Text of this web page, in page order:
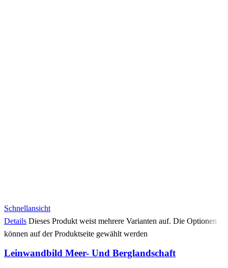
Schnellansicht
Details Dieses Produkt weist mehrere Varianten auf. Die Optionen
können auf der Produktseite gewählt werden
Leinwandbild Meer- Und Berglandschaft